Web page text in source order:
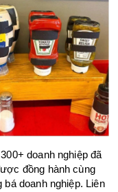
doanh nghiệp đã
đồng hành cùng
doanh nghiệp. Liên